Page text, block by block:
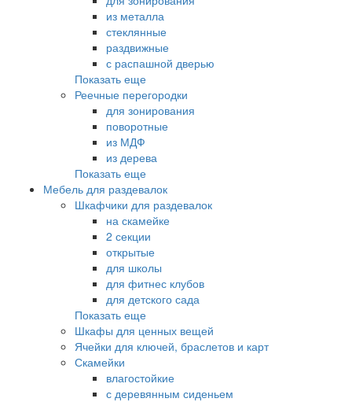
из металла
стеклянные
раздвижные
с распашной дверью
Показать еще
Реечные перегородки
для зонирования
поворотные
из МДФ
из дерева
Показать еще
Мебель для раздевалок
Шкафчики для раздевалок
на скамейке
2 секции
открытые
для школы
для фитнес клубов
для детского сада
Показать еще
Шкафы для ценных вещей
Ячейки для ключей, браслетов и карт
Скамейки
влагостойкие
с деревянным сиденьем